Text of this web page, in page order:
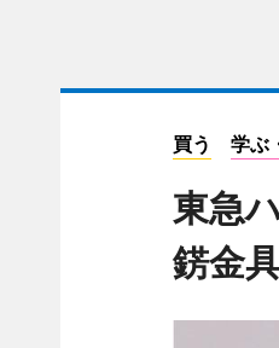
買う 学ぶ
東急
錺金